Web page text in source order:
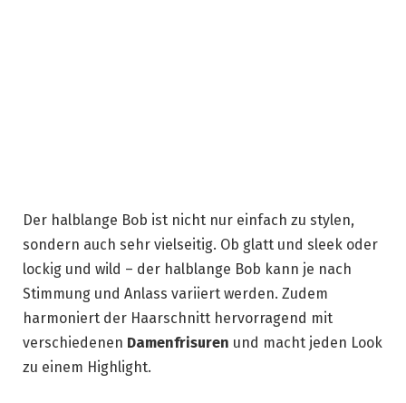
Der halblange Bob ist nicht nur einfach zu stylen,
sondern auch sehr vielseitig. Ob glatt und sleek oder
lockig und wild – der halblange Bob kann je nach
Stimmung und Anlass variiert werden. Zudem
harmoniert der Haarschnitt hervorragend mit
verschiedenen Damenfrisuren und macht jeden Look
zu einem Highlight.